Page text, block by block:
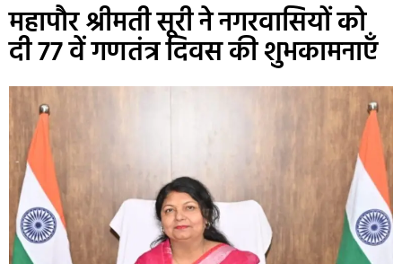
महापौर श्रीमती सूरी ने नगरवासियों को
दी 77 वें गणतंत्र दिवस की शुभकामनाएँ